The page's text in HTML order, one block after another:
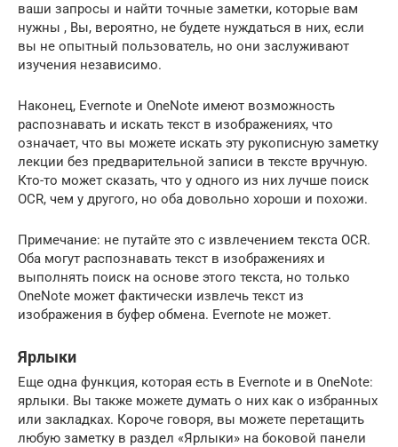
ваши запросы и найти точные заметки, которые вам
нужны , Вы, вероятно, не будете нуждаться в них, если
вы не опытный пользователь, но они заслуживают
изучения независимо.
Наконец, Evernote и OneNote имеют возможность
распознавать и искать текст в изображениях, что
означает, что вы можете искать эту рукописную заметку
лекции без предварительной записи в тексте вручную.
Кто-то может сказать, что у одного из них лучше поиск
OCR, чем у другого, но оба довольно хороши и похожи.
Примечание: не путайте это с извлечением текста OCR.
Оба могут распознавать текст в изображениях и
выполнять поиск на основе этого текста, но только
OneNote может фактически извлечь текст из
изображения в буфер обмена. Evernote не может.
Ярлыки
Еще одна функция, которая есть в Evernote и в OneNote:
ярлыки. Вы также можете думать о них как о избранных
или закладках. Короче говоря, вы можете перетащить
любую заметку в раздел «Ярлыки» на боковой панели